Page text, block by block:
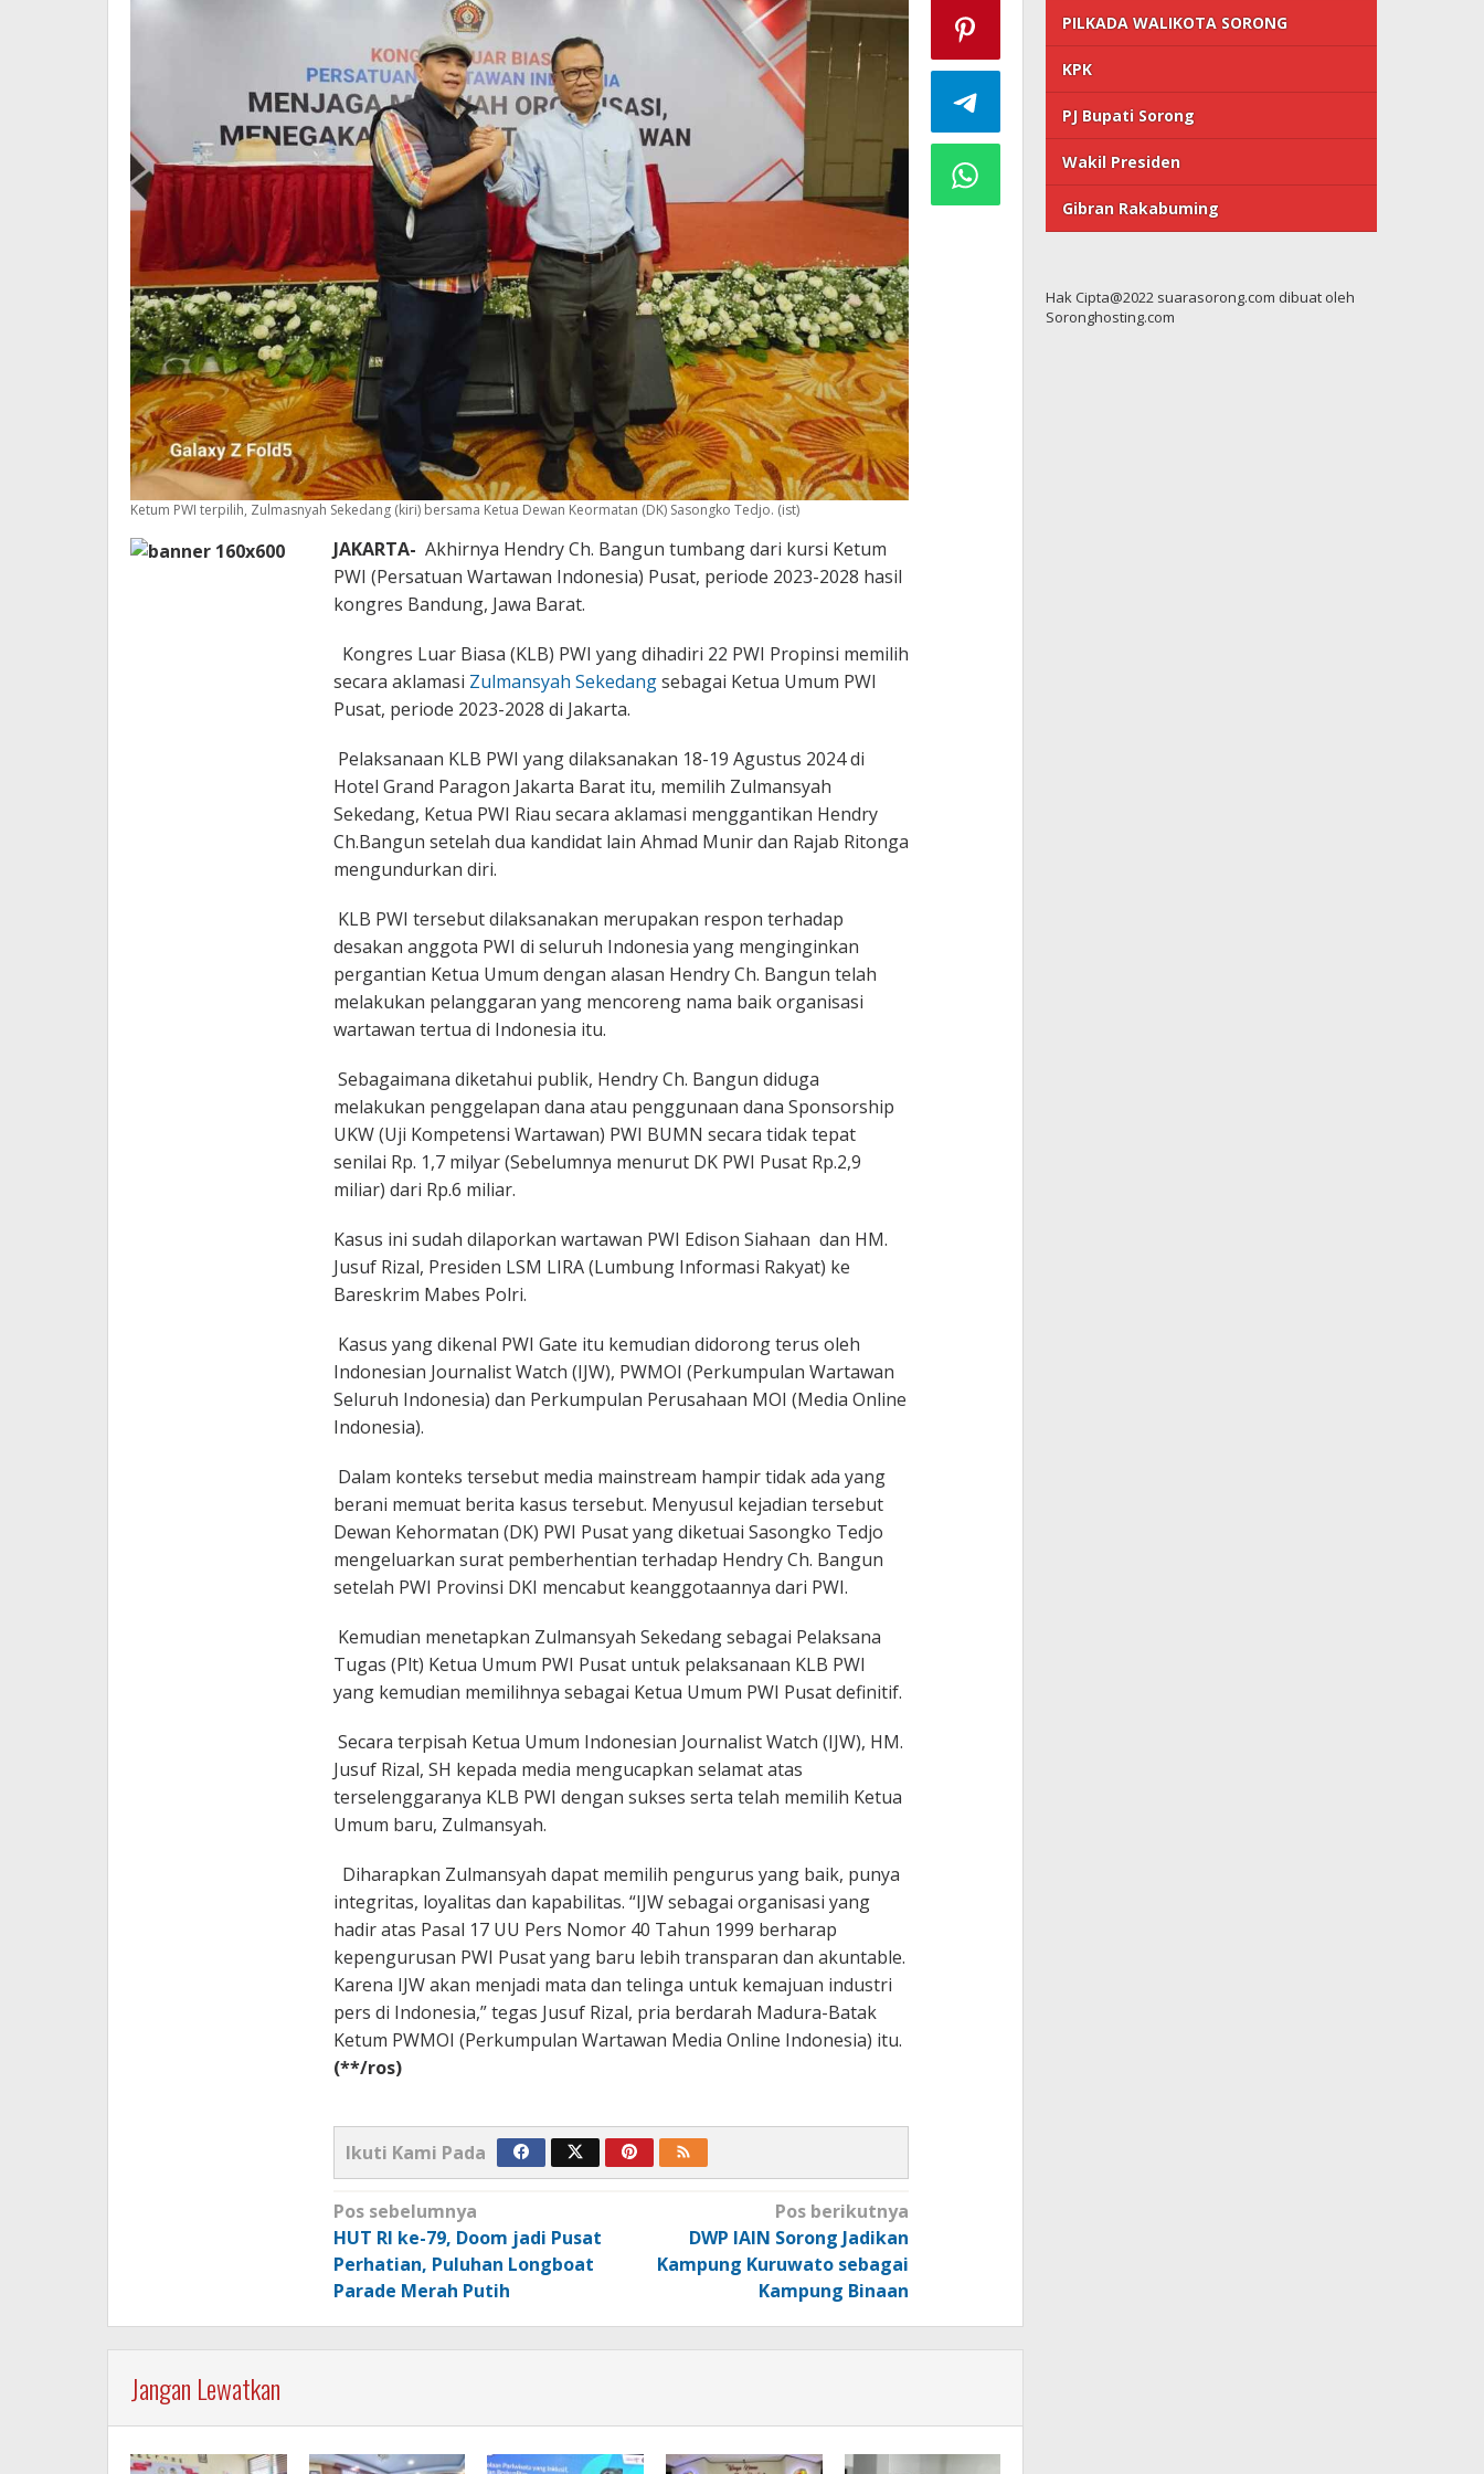
Ketum PWI terpilih, Zulmasnyah Sekedang (kiri) bersama Ketua Dewan Keormatan (DK) Sasongko Tedjo. (ist)
JAKARTA- Akhirnya Hendry Ch. Bangun tumbang dari kursi Ketum
PWI (Persatuan Wartawan Indonesia) Pusat, periode 2023-2028 hasil
kongres Bandung, Jawa Barat.
Kongres Luar Biasa (KLB) PWI yang dihadiri 22 PWI Propinsi memilih
secara aklamasi Zulmansyah Sekedangsebagai Ketua Umum PWI
Pusat, periode 2023-2028 di Jakarta.
Pelaksanaan KLB PWI yang dilaksanakan 18-19 Agustus 2024 di
Hotel Grand Paragon Jakarta Barat itu, memilih Zulmansyah
Sekedang, Ketua PWI Riau secara aklamasi menggantikan Hendry
Ch.Bangun setelah dua kandidat lain Ahmad Munir dan Rajab Ritonga
mengundurkan diri.
KLB PWI tersebut dilaksanakan merupakan respon terhadap
desakan anggota PWI di seluruh Indonesia yang menginginkan
pergantian Ketua Umum dengan alasan Hendry Ch. Bangun telah
melakukan pelanggaran yang mencoreng nama baik organisasi
wartawan tertua di Indonesia itu.
Sebagaimana diketahui publik, Hendry Ch. Bangun diduga
melakukan penggelapan dana atau penggunaan dana Sponsorship
UKW (Uji Kompetensi Wartawan) PWI BUMN secara tidak tepat
senilai Rp. 1,7 milyar (Sebelumnya menurut DK PWI Pusat Rp.2,9
miliar) dari Rp.6 miliar.
Kasus ini sudah dilaporkan wartawan PWI Edison Siahaan dan HM.
Jusuf Rizal, Presiden LSM LIRA (Lumbung Informasi Rakyat) ke
Bareskrim Mabes Polri.
Kasus yang dikenal PWI Gate itu kemudian didorong terus oleh
Indonesian Journalist Watch (IJW), PWMOI (Perkumpulan Wartawan
Seluruh Indonesia) dan Perkumpulan Perusahaan MOI (Media Online
Indonesia).
Dalam konteks tersebut media mainstream hampir tidak ada yang
berani memuat berita kasus tersebut. Menyusul kejadian tersebut
Dewan Kehormatan (DK) PWI Pusat yang diketuai Sasongko Tedjo
mengeluarkan surat pemberhentian terhadap Hendry Ch. Bangun
setelah PWI Provinsi DKI mencabut keanggotaannya dari PWI.
Kemudian menetapkan Zulmansyah Sekedang sebagai Pelaksana
Tugas (Plt) Ketua Umum PWI Pusat untuk pelaksanaan KLB PWI
yang kemudian memilihnya sebagai Ketua Umum PWI Pusat definitif.
Secara terpisah Ketua Umum Indonesian Journalist Watch (IJW), HM.
Jusuf Rizal, SH kepada media mengucapkan selamat atas
terselenggaranya KLB PWI dengan sukses serta telah memilih Ketua
Umum baru, Zulmansyah.
Diharapkan Zulmansyah dapat memilih pengurus yang baik, punya
integritas, loyalitas dan kapabilitas. “IJW sebagai organisasi yang
hadir atas Pasal 17 UU Pers Nomor 40 Tahun 1999 berharap
kepengurusan PWI Pusat yang baru lebih transparan dan akuntable.
Karena IJW akan menjadi mata dan telinga untuk kemajuan industri
pers di Indonesia,” tegas Jusuf Rizal, pria berdarah Madura-Batak
Ketum PWMOI (Perkumpulan Wartawan Media Online Indonesia) itu.
(**/ros)
Ikuti Kami Pada
Navigasi
pos
Pos sebelumnya
HUT RI ke-79, Doom jadi Pusat
Perhatian, Puluhan Longboat
Parade Merah Putih
Pos berikutnya
DWP IAIN Sorong Jadikan
Kampung Kuruwato sebagai
Kampung Binaan
Jangan Lewatkan
PILKADA WALIKOTA SORONG
KPK
PJ Bupati Sorong
Wakil Presiden
Gibran Rakabuming
Hak Cipta@2022 suarasorong.com dibuat oleh
Soronghosting.com